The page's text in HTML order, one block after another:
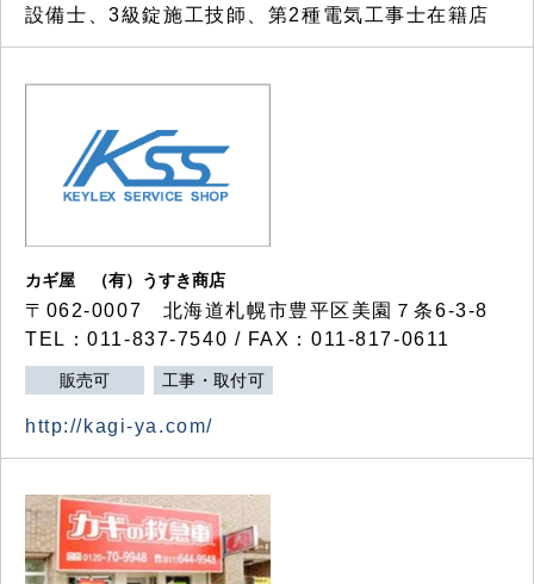
設備士、3級錠施工技師、第2種電気工事士在籍店
カギ屋 （有）うすき商店
〒062-0007 北海道札幌市豊平区美園７条6-3-8
TEL：011-837-7540 / FAX：011-817-0611
販売可 工事・取付可
http://kagi-ya.com/